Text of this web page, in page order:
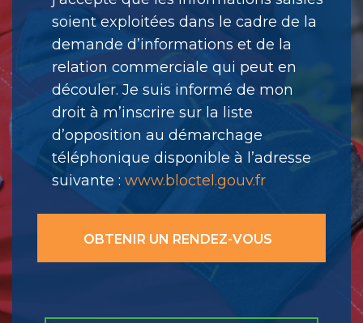
soient exploitées dans le cadre de la
demande d’informations et de la
relation commerciale qui peut en
découler. Je suis informé de mon
droit à m’inscrire sur la liste
d’opposition au démarchage
téléphonique disponible à l’adresse
suivante : www.bloctel.gouv.fr